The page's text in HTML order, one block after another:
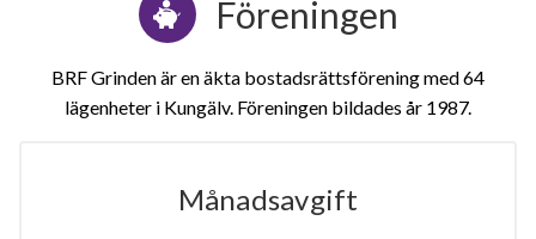
Föreningen
BRF Grinden är en äkta bostadsrättsförening med 64
lägenheter i Kungälv. Föreningen bildades år 1987
Månadsavgift